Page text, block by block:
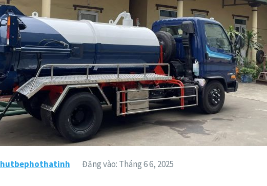
hutbephothatinh Đăng vào: Tháng 6 6, 2025